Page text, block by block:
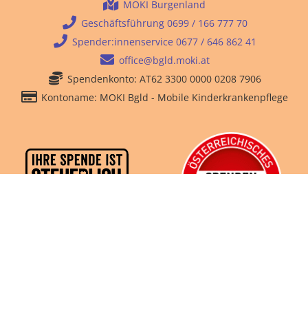
MOKI Burgenland
Geschäftsführung 0699 / 166 777 70
Spender:innenservice 0677 / 646 862 41
office@bgld.moki.at
Spendenkonto: AT62 3300 0000 0208 7906
Kontoname: MOKI Bgld - Mobile Kinderkrankenpflege